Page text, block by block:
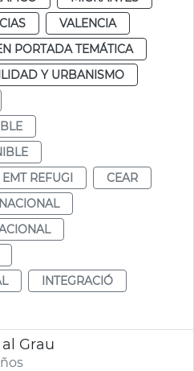
VALENCIA
PORTADA TEMÁTICA
Y URBANISMO
EMT REFUGI
CEAR
INTEGRACIÓ
Grau